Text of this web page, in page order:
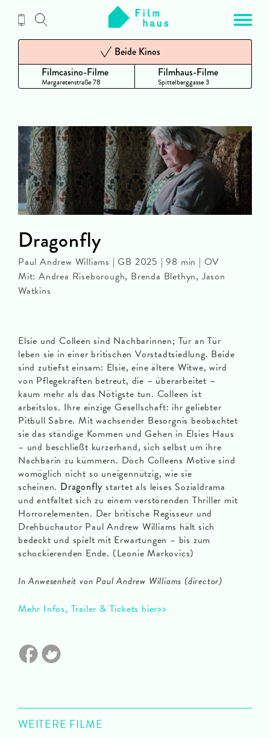
Inhalt
Filmcasino-Filme
Margaretenstraße 78
Beide Kinos
Filmhaus-Filme
Spittelberggasse 3
Elsie und Colleen sind Nachbarinnen; Tür an Tür
leben sie in einer britischen Vorstadtsiedlung. Beide
sind zutiefst einsam: Elsie, eine ältere Witwe, wird
von Pflegekräften betreut, die – überarbeitet –
kaum mehr als das Nötigste tun. Colleen ist
arbeitslos. Ihre einzige Gesellschaft: ihr geliebter
Pitbull Sabre. Mit wachsender Besorgnis beobachtet
sie das ständige Kommen und Gehen in Elsies Haus
– und beschließt kurzerhand, sich selbst um ihre
Nachbarin zu kümmern. Doch Colleens Motive sind
womöglich nicht so uneigennützig, wie sie
scheinen. Dragonfly startet als leises Sozialdrama
und entfaltet sich zu einem verstörenden Thriller mit
Horrorelementen. Der britische Regisseur und
Drehbuchautor Paul Andrew Williams hält sich
bedeckt und spielt mit Erwartungen – bis zum
schockierenden Ende. (Leonie Markovics)
In Anwesenheit von Paul Andrew Williams (director)
Mehr Infos, Trailer & Tickets hier>>
Dragonfly
Paul Andrew Williams | GB 2025 | 98 min | OV
Mit: Andrea Riseborough, Brenda Blethyn, Jason
Watkins
WEITERE FILME